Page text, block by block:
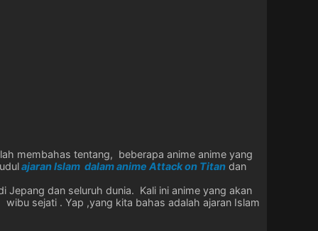
membahas tentang, beberapa anime anime yang
ajaran Islam dalam anime Attack on Titan dan
dan seluruh dunia. Kali ini anime yang akan
sejati . Yap ,yang kita bahas adalah ajaran Islam